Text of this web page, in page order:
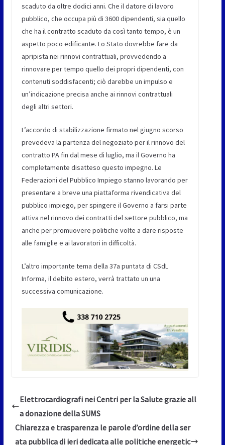
scaduto da oltre dodici anni. Che il datore di lavoro
pubblico, che occupa più di 3600 dipendenti, sia quello
che ha il contratto scaduto da così tanto tempo, è un
aspetto poco edificante. Lo Stato dovrebbe fare da
apripista nei rinnovi contrattuali, provvedendo a
rinnovare per tempo quello dei propri dipendenti, con
contenuti soddisfacenti; ciò darebbe un impulso e
un’indicazione precisa anche ai rinnovi contrattuali
degli altri settori.
L’accordo di stabilizzazione firmato nel giugno scorso
prevedeva la partenza del negoziato per il rinnovo del
contratto PA fin dal mese di luglio, ma il Governo ha
completamente disatteso questo impegno. Le
Federazioni del Pubblico Impiego stanno lavorando per
presentare a breve una piattaforma rivendicativa del
pubblico impiego, per spingere il Governo a farsi parte
attiva nel rinnovo dei contratti del settore pubblico, ma
anche per promuovere politiche volte a dare risposte
alle famiglie e ai lavoratori in difficoltà.
L’altro importante tema della 37a puntata di CSdL
Informa, il debito estero, verrà trattato un una
successiva comunicazione.
Elettrocardiografi nei Centri per la Salute grazie all
a donazione della SUMS
Chiarezza e trasparenza le parole d’ordine della ser
ata pubblica di ieri dedicata alle politiche energetic